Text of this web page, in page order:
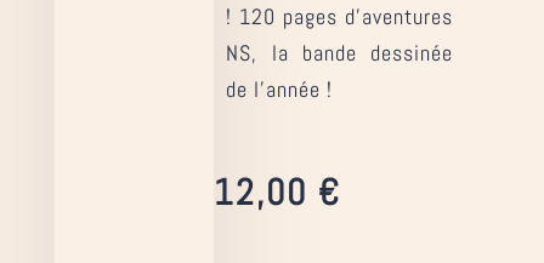
! 120 pages d’aventures
NS, la bande dessinée
de l’année !
12,00 €